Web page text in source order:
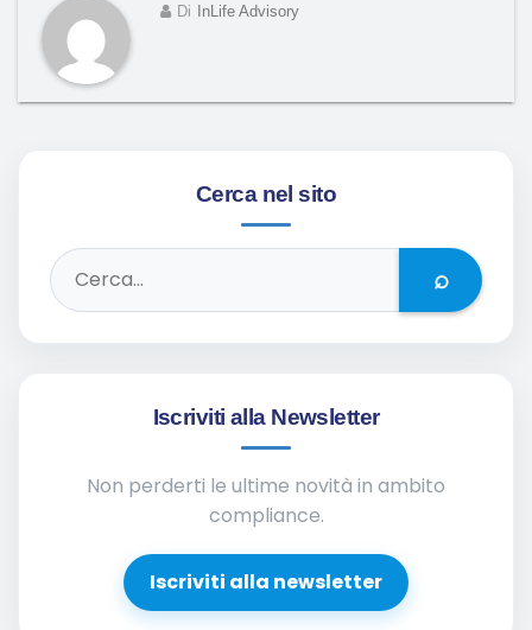
Di InLife Advisory
Cerca nel sito
⌕
Iscriviti alla Newsletter
Non perderti le ultime novità in ambito
compliance.
Iscriviti alla newsletter